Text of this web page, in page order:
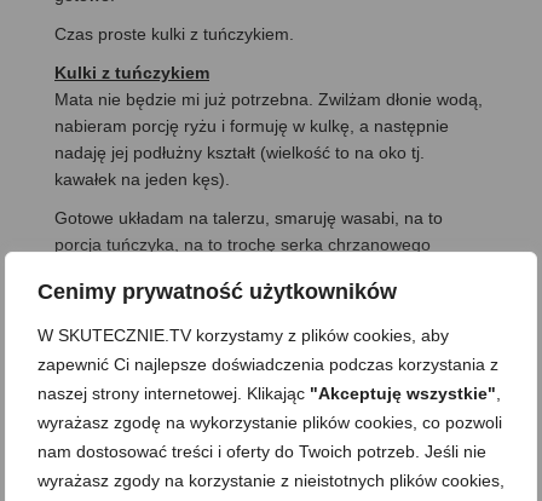
Cenimy prywatność użytkowników
W SKUTECZNIE.TV korzystamy z plików cookies, aby
zapewnić Ci najlepsze doświadczenia podczas korzystania z
naszej strony internetowej. Klikając "Akceptuję wszystkie"
wyrażasz zgodę na wykorzystanie plików cookies, co pozwoli
nam dostosować treści i oferty do Twoich potrzeb. Jeśli nie
wyrażasz zgody na korzystanie z nieistotnych plików cookies,
Czas proste kulki z tuńczykiem.
Kulki z tuńczykiem
Mata nie będzie mi już potrzebna. Zwilżam dłonie wodą,
nabieram porcję ryżu i formuję w kulkę, a następnie
nadaję jej podłużny kształt (wielkość to na oko tj.
kawałek na jeden kęs).
Gotowe układam na talerzu, smaruję wasabi, na to
porcja tuńczyka, na to trochę serka chrzanowego
gotowe.